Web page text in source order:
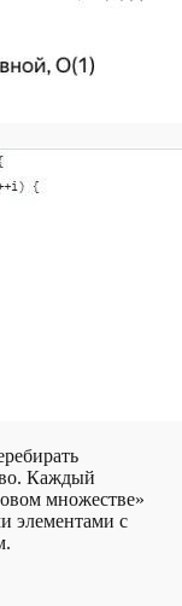
Каждый
множестве»
элементами с